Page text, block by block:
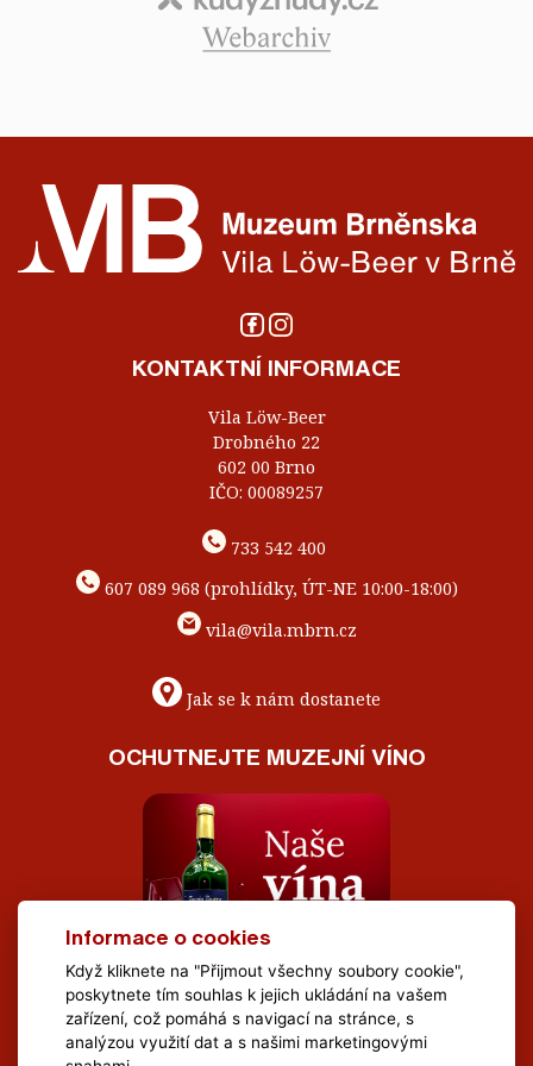
KONTAKTNÍ INFORMACE
Vila Löw-Beer
Drobného 22
602 00 Brno
IČO: 00089257
733 542 400
607 089 968 (prohlídky, ÚT-NE 10:00-18:00)
vila@vila.mbrn.cz
Jak se k nám dostanete
OCHUTNEJTE MUZEJNÍ VÍNO
Informace o cookies
Když kliknete na "Přijmout všechny soubory cookie",
poskytnete tím souhlas k jejich ukládání na vašem
zařízení, což pomáhá s navigací na stránce, s
analýzou využití dat a s našimi marketingovými